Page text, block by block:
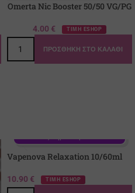
Omerta Nic Booster 50/50 VG/PG
4.00 € ΤΙΜΗ ESHOP
ΠΡΟΣΘΉΚΗ ΣΤΟ ΚΑΛΆΘΙ
Vapenova Relaxation 10/60ml
10.90 € ΤΙΜΗ ESHOP